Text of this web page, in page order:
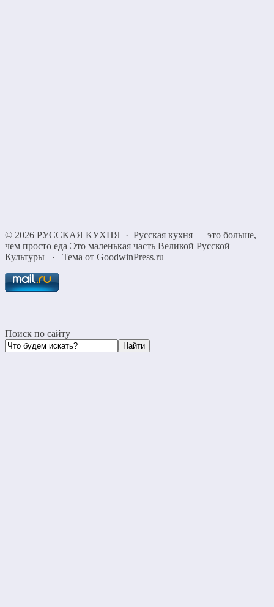
© 2026 РУССКАЯ КУХНЯ · Русская кухня — это больше,
чем просто еда Это маленькая часть Великой Русской
Культуры
· Тема от GoodwinPress.ru
Поиск по сайту